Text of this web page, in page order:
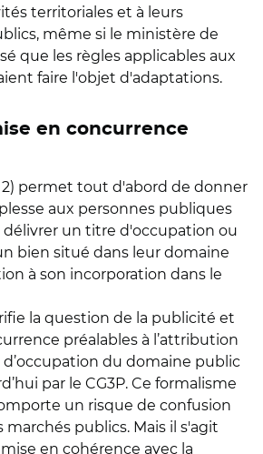
territoriales et à leurs
même si le ministère de
que les règles applicables aux
faire l'objet d'adaptations.
en concurrence
2) permet tout d'abord de donner
aux personnes publiques
délivrer un titre d'occupation ou
bien situé dans leur domaine
à son incorporation dans le
la question de la publicité et
préalables à l’attribution
d’occupation du domaine public
par le CG3P. Ce formalisme
un risque de confusion
marchés publics. Mais il s'agit
en cohérence avec la